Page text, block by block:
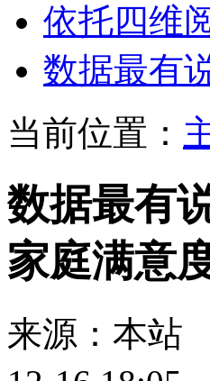
依托四维
数据最有
当前位置：
数据最有
家庭满意
来源：本